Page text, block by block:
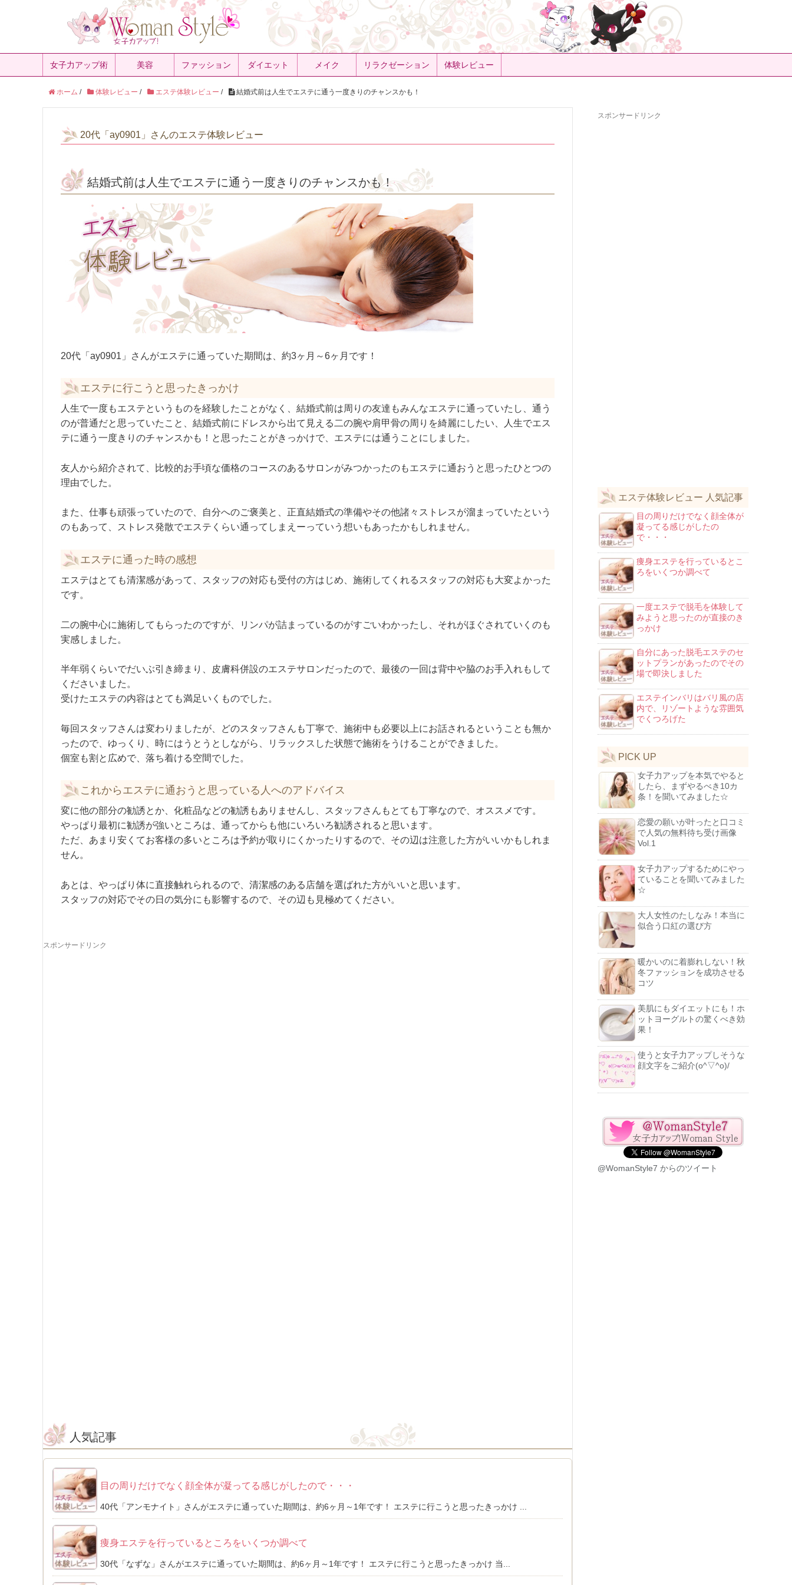
女子力アップ術 美容 ファッション ダイエット メイク リラクゼーション 体験レビュー
ホーム / 体験レビュー / エステ体験レビュー / 結婚式前は人生でエステに通う一度きりのチャンスかも！
20代「ay0901」さんのエステ体験レビュー
結婚式前は人生でエステに通う一度きりのチャンスかも！
20代「ay0901」さんがエステに通っていた期間は、約3ヶ月～6ヶ月です！
エステに行こうと思ったきっかけ
人生で一度もエステというものを経験したことがなく、結婚式前は周りの友達もみんなエステに通っていたし、通う
のが普通だと思っていたこと、結婚式前にドレスから出て見える二の腕や肩甲骨の周りを綺麗にしたい、人生でエス
テに通う一度きりのチャンスかも！と思ったことがきっかけで、エステには通うことにしました。
友人から紹介されて、比較的お手頃な価格のコースのあるサロンがみつかったのもエステに通おうと思ったひとつの
理由でした。
また、仕事も頑張っていたので、自分へのご褒美と、正直結婚式の準備やその他諸々ストレスが溜まっていたという
のもあって、ストレス発散でエステくらい通ってしまえーっていう想いもあったかもしれません。
エステに通った時の感想
エステはとても清潔感があって、スタッフの対応も受付の方はじめ、施術してくれるスタッフの対応も大変よかった
です。
二の腕中心に施術してもらったのですが、リンパが詰まっているのがすごいわかったし、それがほぐされていくのも
実感しました。
半年弱くらいでだいぶ引き締まり、皮膚科併設のエステサロンだったので、最後の一回は背中や脇のお手入れもして
くださいました。
受けたエステの内容はとても満足いくものでした。
毎回スタッフさんは変わりましたが、どのスタッフさんも丁寧で、施術中も必要以上にお話されるということも無か
ったので、ゆっくり、時にはうとうとしながら、リラックスした状態で施術をうけることができました。
個室も割と広めで、落ち着ける空間でした。
これからエステに通おうと思っている人へのアドバイス
変に他の部分の勧誘とか、化粧品などの勧誘もありませんし、スタッフさんもとても丁寧なので、オススメです。
やっぱり最初に勧誘が強いところは、通ってからも他にいろいろ勧誘されると思います。
ただ、あまり安くてお客様の多いところは予約が取りにくかったりするので、その辺は注意した方がいいかもしれま
せん。
あとは、やっぱり体に直接触れられるので、清潔感のある店舗を選ばれた方がいいと思います。
スタッフの対応でその日の気分にも影響するので、その辺も見極めてください。
スポンサードリンク
人気記事
目の周りだけでなく顔全体が凝ってる感じがしたので・・・
40代「アンモナイト」さんがエステに通っていた期間は、約6ヶ月～1年です！ エステに行こうと思ったきっかけ ...
痩身エステを行っているところをいくつか調べて
30代「なずな」さんがエステに通っていた期間は、約6ヶ月～1年です！ エステに行こうと思ったきっかけ 当...
スポンサードリンク
エステ体験レビュー 人気記事
目の周りだけでなく顔全体が
凝ってる感じがしたの
で・・・
痩身エステを行っているとこ
ろをいくつか調べて
一度エステで脱毛を体験して
みようと思ったのが直接のき
っかけ
自分にあった脱毛エステのセ
ットプランがあったのでその
場で即決しました
エステインバリはバリ風の店
内で、リゾートような雰囲気
でくつろげた
PICK UP
女子力アップを本気でやると
したら、まずやるべき10カ
条！を聞いてみました☆
恋愛の願いが叶ったと口コミ
で人気の無料待ち受け画像
Vol.1
女子力アップするためにやっ
ていることを聞いてみました
☆
大人女性のたしなみ！本当に
似合う口紅の選び方
暖かいのに着膨れしない！秋
冬ファッションを成功させる
コツ
美肌にもダイエットにも！ホ
ットヨーグルトの驚くべき効
果！
使うと女子力アップしそうな
顔文字をご紹介(o^▽^o)/
@WomanStyle7 からのツイート